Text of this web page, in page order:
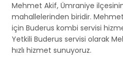
Mehmet Akif, Ümraniye
mahallelerinden biridir.
için Buderus kombi servisi
Yetkili Buderus servisi olarak
hızlı hizmet sunuyoruz.